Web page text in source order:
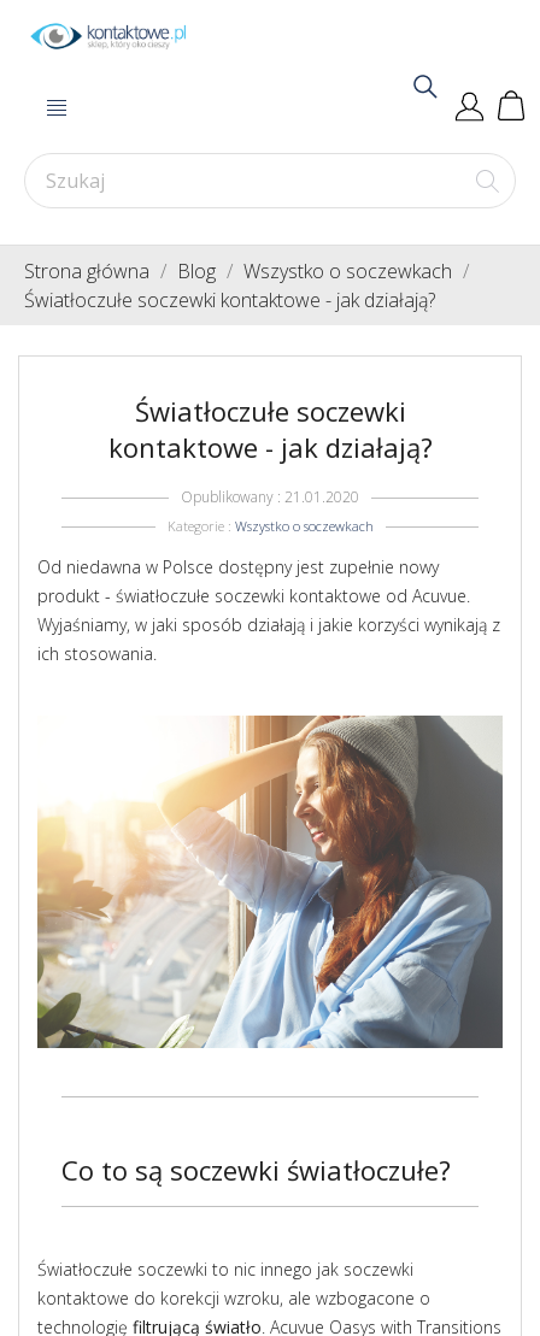
Strona główna Blog
Wszystko o soczewkach
Światłoczułe soczewki kontaktowe - jak działają?
Światłoczułe soczewki
kontaktowe - jak działają?
Opublikowany : 21.01.2020
Kategorie : Wszystko o soczewkach
Od niedawna w Polsce dostępny jest zupełnie nowy
produkt - światłoczułe soczewki kontaktowe od Acuvue.
Wyjaśniamy, w jaki sposób działają i jakie korzyści wynikają z
ich stosowania.
Co to są soczewki światłoczułe?
Światłoczułe soczewki to nic innego jak soczewki
kontaktowe do korekcji wzroku, ale wzbogacone o
technologię filtrującą światło. Acuvue Oasys with Transitions